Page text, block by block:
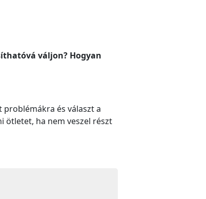
váljon? Hogyan
és választ a
ötletet, ha nem veszel részt